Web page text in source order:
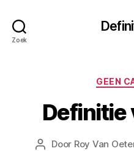
Zoek
GEEN
Definitie
Berichtauteur
Door Roy Van